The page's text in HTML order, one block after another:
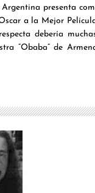
presenta
a la Mejor
debería
“Obaba” de